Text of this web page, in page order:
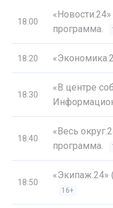
18:00
программа.
18:20
18:30
«В центре
18:40
«Весь
программа.
18:50
«Экипаж.24»
16+